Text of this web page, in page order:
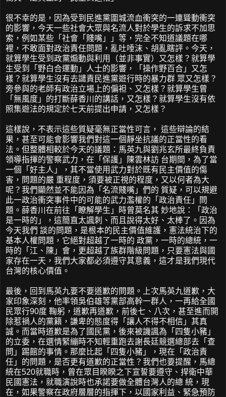
很不幸的是，因為受到民進黨圍城流血衝突的一連聳動衝突
的影響，今天一些社會大眾與名流人對於學生的訴求不加思
索，例如某些「社會「賤嘴」」等，完全不知道議題在哪
裡，不敢面對政治責任問題，亂吐唾沫、胡亂瞎評。今天，
就算學生受到政黨煽動與利用（並非事實）又怎樣？就算學
生受到「野白合運動」人士的影響，「操作野百合」又怎
樣？就算學生沒有去譴責民進黨遊行時的暴力群 眾又怎樣？
旁參與的老師有政治立場上的偏袒、又怎樣？就算學生曾
「無風度」的打斷薛香川的講話，又怎樣？就算學生沒有依
照集遊法的規定於七天前提出申請，又怎樣？
這樣說，不表示這些質疑毫無正當性可言， 這些辯論的結
果，甚至可能會影響我們對這一個靜坐抗議的正當性的看
法。但整體相較於今天的議題：馬英九與劉兆玄所最終負責
領導指揮的警察武力，在「保護」陳雲林訪 台期間，為了當
一個「好主人」，其不當使用武力對於既有民主價值的傷
害，問題的嚴 重程度，須要被正視的程度，又以何者為大
呢？我們顯然並不能因為「名流賤嘴」們的 質疑，可以規避
此一政治衝突事件中的可能的武力濫權的「政治責任」問
題。薛香川在前往「瞭解學生」時曾莫名其 妙地說：「政治
是一時的」，這簡直太諷刺、而且說得太好、太棒了。因為
今天我們 談的問題，是根本的民主價值維護，憲法統治下的
基本人權問題，它絕對超越了一時的 政黨，一時的總統，一
時的「江、陳」會，更超越了族群階級問題，只要憲法與國
家存在一天，我們大家都必須遵守其意義，這才是我們現代
台灣的核心價值。
最後，回到馬英九要不要道歉的問題。上次馬英九道歉，大
家印象深刻，他率領吳伯雄等黨部高幹一群人，一再給全國
民眾行90度 鞠躬，道歉再道歉，前後七、八次，甚至進而開
除惹禍人的黨籍，謙卑的態度得「讓人不得不相信」其真
誠。而當時道歉是為了國民黨，後來被譏諷為「四隻小豬」
的立委，在選情緊繃時不知輕重跑去謝長廷競選總部去「查
問」踢館的事情。那麼比起「四隻小豬」，現在「政治責
任」的問題，是否更有道歉的正當性？我們也要提醒，馬總
統在520就職時，曾在眾目睽睽之下宣誓要遵守、捍衛中華
民國憲法，就職演說時也承諾要做全體台灣人的總 統，現
在，如果警察在政府層層的指揮下，以國家利益、緊急預防